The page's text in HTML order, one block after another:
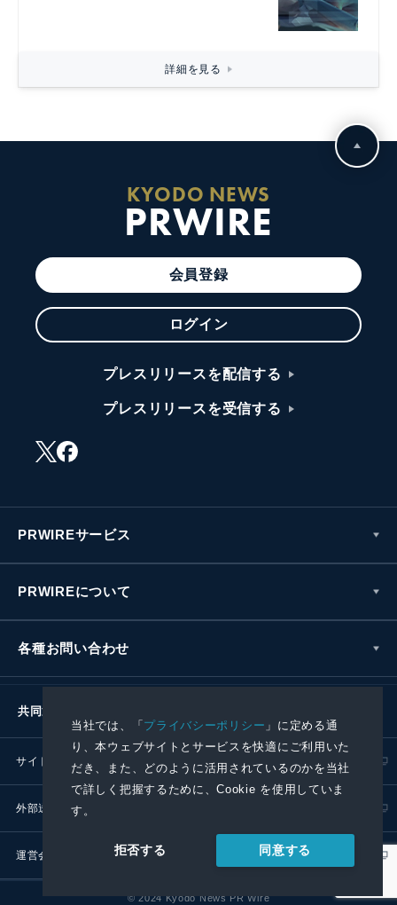
当社では、「プライバシーポリシー 」に定める通
り、本ウェブサイトとサービスを快適にご利用いた
だき、また、どのように活用されているのかを当社
で詳しく把握するために、Cookie を使用していま
す。
拒否する 同意する
詳細を見る
KYODO NEWS
PRWIRE
会員登録
ログイン
プレスリリースを配信する
プレスリリースを受信する
PRWIREサービス
PRWIREについて
各種お問い合わせ
共同通信社グループ
サイトポリシー プライバシーポリシー
外部送信ポリシー
運営会社
© 2024 Kyodo News PR Wire